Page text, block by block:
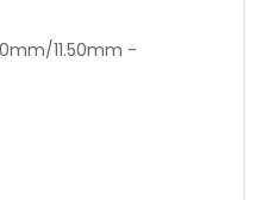
11.50mm -